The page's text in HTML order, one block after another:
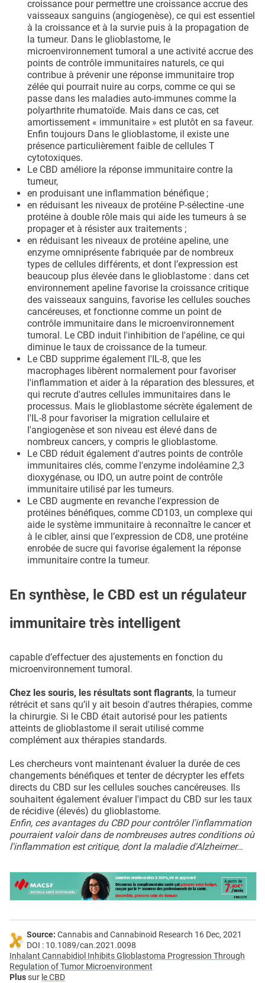
croissance pour permettre une croissance accrue des
vaisseaux sanguins (angiogenèse), ce qui est essentiel
à la croissance et à la survie puis à la propagation de
la tumeur. Dans le glioblastome, le
microenvironnement tumoral a une activité accrue des
points de contrôle immunitaires naturels, ce qui
contribue à prévenir une réponse immunitaire trop
zélée qui pourrait nuire au corps, comme ce qui se
passe dans les maladies auto-immunes comme la
polyarthrite rhumatoïde. Mais dans ce cas, cet
amortissement « immunitaire » est plutôt en sa faveur.
Enfin toujours Dans le glioblastome, il existe une
présence particulièrement faible de cellules T
cytotoxiques.
Le CBD améliore la réponse immunitaire contre la
tumeur,
en produisant une inflammation bénéfique ;
en réduisant les niveaux de protéine P-sélectine -une
protéine à double rôle mais qui aide les tumeurs à se
propager et à résister aux traitements ;
en réduisant les niveaux de protéine apeline, une
enzyme omniprésente fabriquée par de nombreux
types de cellules différents, et dont l’expression est
beaucoup plus élevée dans le glioblastome : dans cet
environnement apeline favorise la croissance critique
des vaisseaux sanguins, favorise les cellules souches
cancéreuses, et fonctionne comme un point de
contrôle immunitaire dans le microenvironnement
tumoral. Le CBD induit l'inhibition de l'apéline, ce qui
diminue le taux de croissance de la tumeur.
Le CBD supprime également l'IL-8, que les
macrophages libèrent normalement pour favoriser
l'inflammation et aider à la réparation des blessures, et
qui recrute d'autres cellules immunitaires dans le
processus. Mais le glioblastome sécrète également de
l'IL-8 pour favoriser la migration cellulaire et
l'angiogenèse et son niveau est élevé dans de
nombreux cancers, y compris le glioblastome.
Le CBD réduit également d'autres points de contrôle
immunitaires clés, comme l'enzyme indoléamine 2,3
dioxygénase, ou IDO, un autre point de contrôle
immunitaire utilisé par les tumeurs.
Le CBD augmente en revanche l'expression de
protéines bénéfiques, comme CD103, un complexe qui
aide le système immunitaire à reconnaître le cancer et
à le cibler, ainsi que l’expression de CD8, une protéine
enrobée de sucre qui favorise également la réponse
immunitaire contre la tumeur.
En synthèse, le CBD est un régulateur
immunitaire très intelligent
capable d’effectuer des ajustements en fonction du
microenvironnement tumoral.
Chez les souris, les résultats sont flagrants, la tumeur
rétrécit et sans qu’il y ait besoin d'autres thérapies, comme
la chirurgie. Si le CBD était autorisé pour les patients
atteints de glioblastome il serait utilisé comme
complément aux thérapies standards.
Les chercheurs vont maintenant évaluer la durée de ces
changements bénéfiques et tenter de décrypter les effets
directs du CBD sur les cellules souches cancéreuses. Ils
souhaitent également évaluer l'impact du CBD sur les taux
de récidive (élevés) du glioblastome.
Enfin, ces avantages du CBD pour contrôler l'inflammation
pourraient valoir dans de nombreuses autres conditions où
l'inflammation est critique, dont la maladie d'Alzheimer…
Source: Cannabis and Cannabinoid Research 16 Dec, 2021
DOI : 10.1089/can.2021.0098
Inhalant Cannabidiol Inhibits Glioblastoma Progression Through
Regulation of Tumor Microenvironment
Plussur le CBD